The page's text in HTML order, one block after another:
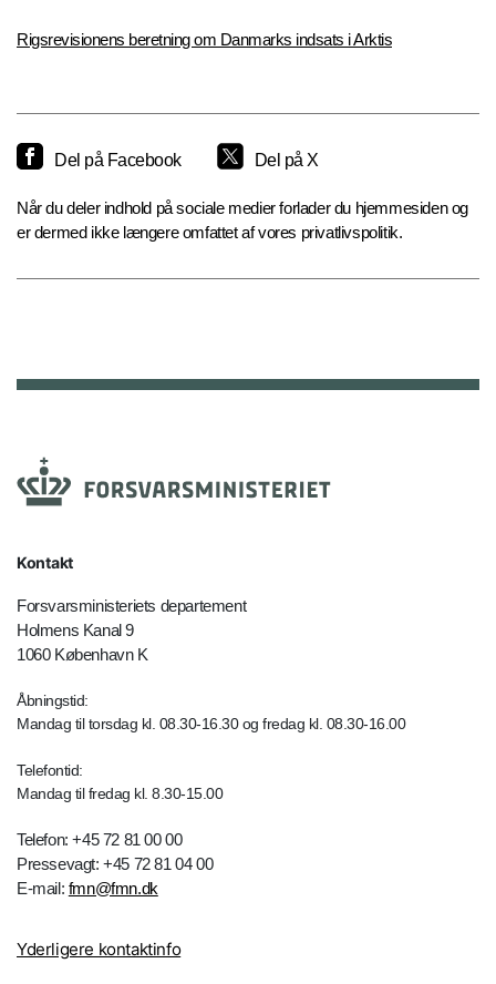
Rigsrevisionens beretning om Danmarks indsats i Arktis
Del på Facebook Del på X
Når du deler indhold på sociale medier forlader du hjemmesiden og
er dermed ikke længere omfattet af vores privatlivspolitik.
Kontakt
Forsvarsministeriets departement
Holmens Kanal 9
1060 København K
Åbningstid:
Mandag til torsdag kl. 08.30-16.30 og fredag kl. 08.30-16.00
Telefontid:
Mandag til fredag kl. 8.30-15.00
Telefon: +45 72 81 00 00
Pressevagt: +45 72 81 04 00
E-mail: fmn@fmn.dk
Yderligere kontaktinfo